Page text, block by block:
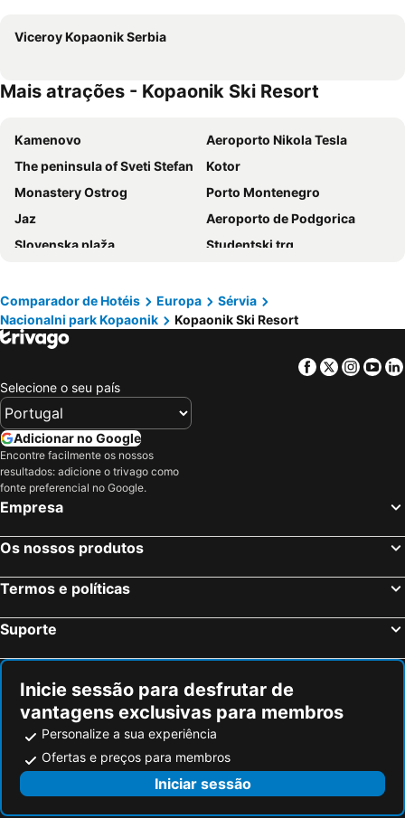
Viceroy Kopaonik Serbia
Mais atrações - Kopaonik Ski Resort
Kamenovo
Aeroporto Nikola Tesla
The peninsula of Sveti Stefan
Kotor
Monastery Ostrog
Porto Montenegro
Jaz
Aeroporto de Podgorica
Slovenska plaža
Studentski trg
Pržno
Tivat Airport
Markov konak
Nacionalni Park Durmitor
Liqeni i Komanit
Copacabana
Kopaonik Ski Resort
Kolašin 1450
25 maj
Gradić Pejton
Skadar Lake
Belgrade Central Railway Station
Zeleni venac
Skadarlija
Arheološki lokalitet Nebeske stolice
Semeteško jezero
Jošanicka Banja
Spust bez granica
Sopocani
Park prirode Golija
Studenica
Dani šljive
TSC Vrnjacka Banja-Olimpijski bazen
Snežnik
Odvraćenica
Gocko
LoveFest
Comparador de Hotéis Europa
Sérvia
Nacionalni park Kopaonik
Kopaonik Ski Resort
Facebook
Twitter
Selecione o seu país
Adicionar no Google
Encontre facilmente os nossos
resultados: adicione o trivago como
fonte preferencial no Google.
Empresa
Os nossos produtos
Termos e políticas
Suporte
Inicie sessão para desfrutar de
vantagens exclusivas para membros
Personalize a sua experiência
Ofertas e preços para membros
Iniciar sessão